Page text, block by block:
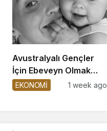
Avustralyalı Gençler
İçin Ebeveyn Olmak
Zorlaşıyor
EKONOMİ 1 week ago